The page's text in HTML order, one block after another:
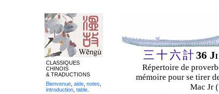
三 十 六計36
Répertoire de
mémoire pour se tirer
Mac Jr
CLASSIQUES
CHINOIS
& TRADUCTIONS
Bienvenue aide notes
introduction table